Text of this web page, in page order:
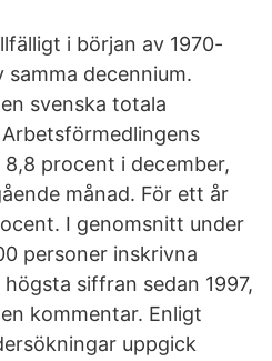
i början av 1970-
decennium.
svenska totala
procent i december,
månad. För ett år
I genomsnitt under
personer inskrivna
siffran sedan 1997,
kommentar. Enligt
uppgick